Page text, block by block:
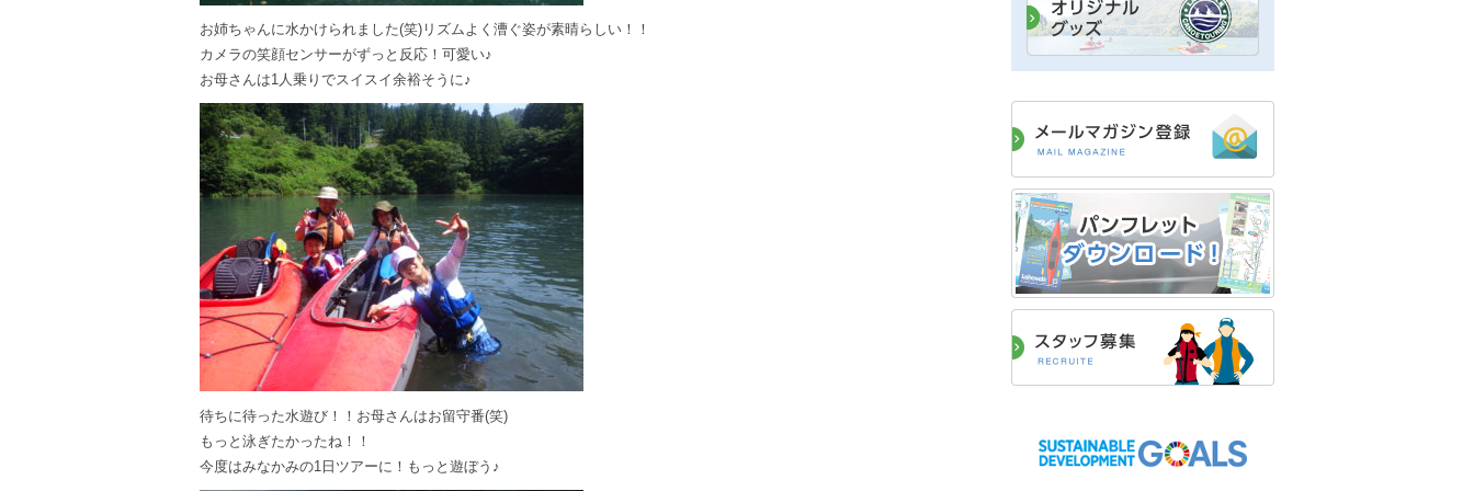
お姉ちゃんに水かけられました(笑)リズムよく漕ぐ姿が素晴らしい！！
カメラの笑顔センサーがずっと反応！可愛い♪
お母さんは1人乗りでスイスイ余裕そうに♪
待ちに待った水遊び！！お母さんはお留守番(笑)
もっと泳ぎたかったね！！
今度はみなかみの1日ツアーに！もっと遊ぼう♪